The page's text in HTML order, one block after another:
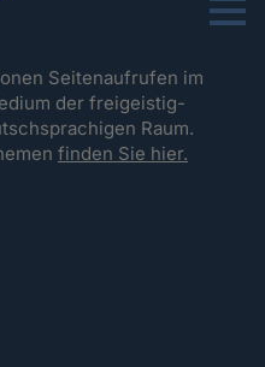
Menu
Seitenaufrufen im
der freigeistig-
Raum.
finden Sie hier.